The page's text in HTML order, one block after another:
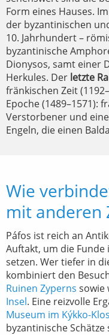
Form eines Hauses. Im
der byzantinischen
10. Jahrhundert –
byzantinische
Dionysos, samt einer
Herkules. Der letzte
fränkischen Zeit
Epoche (1489–1571):
Verstorbener und
Engeln, die einen
Wie
mit anderen
Páfos ist reich an
Auftakt, um die
setzen. Wer tiefer in
kombiniert den
Ruinen Zyperns sowie
Insel. Eine reizvolle
Museum im Kýkko-
byzantinische